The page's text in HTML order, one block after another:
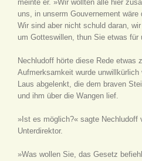
meinte er. »Wir wollten alle hier
uns, in unserm Gouvernement wäre
Wir sind aber nicht schuld daran,
um Gotteswillen, thun Sie etwas für
Nechludoff hörte diese Rede etwas
Aufmerksamkeit wurde unwillkürlich
Laus abgelenkt, die dem braven
und ihm über die Wangen lief.
»Ist es möglich?« sagte Nechludoff
Unterdirektor.
»Was wollen Sie, das Gesetz